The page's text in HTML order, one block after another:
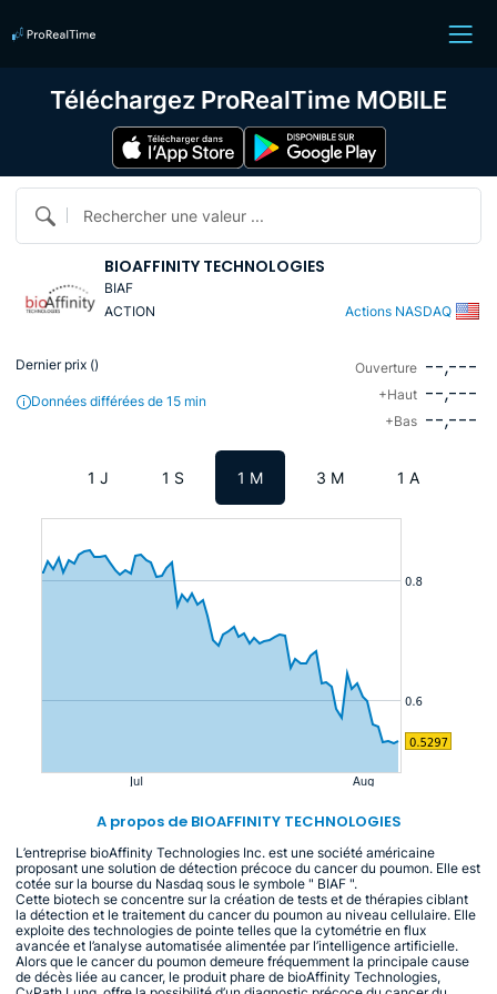
Rechercher une valeur ...
BIOAFFINITY TECHNOLOGIES
BIAF
ACTION
Actions NASDAQ
Dernier prix ()
Données différées de 15 min
Ouverture --,---
+Haut --,---
+Bas --,---
1 J 1 S 1 M 3 M 1 A
A propos de BIOAFFINITY TECHNOLOGIES
L’entreprise bioAffinity Technologies Inc. est une société américaine
proposant une solution de détection précoce du cancer du poumon. Elle est
cotée sur la bourse du Nasdaq sous le symbole " BIAF ".
Cette biotech se concentre sur la création de tests et de thérapies ciblant
la détection et le traitement du cancer du poumon au niveau cellulaire. Elle
exploite des technologies de pointe telles que la cytométrie en flux
avancée et l’analyse automatisée alimentée par l’intelligence artificielle.
Alors que le cancer du poumon demeure fréquemment la principale cause
de décès liée au cancer, le produit phare de bioAffinity Technologies,
Téléchargez ProRealTime MOBILE